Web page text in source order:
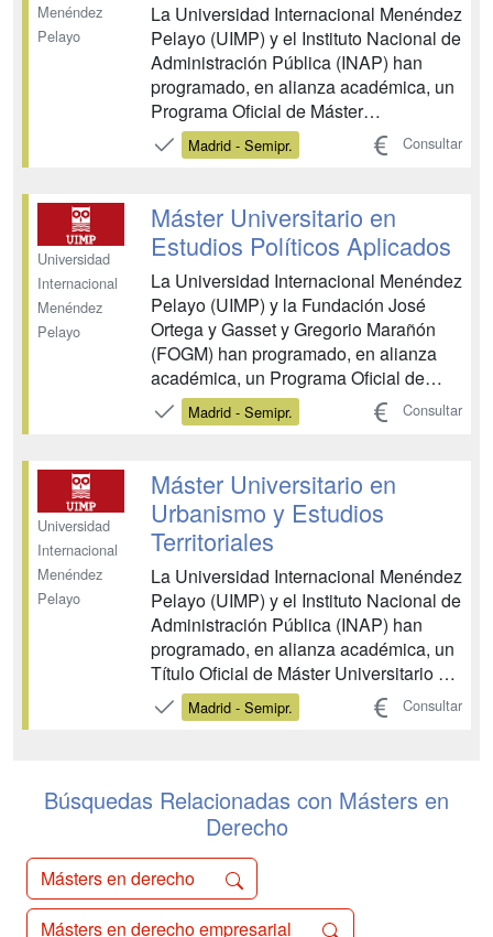
Menéndez
Pelayo
La Universidad Internacional Menéndez
Pelayo (UIMP) y el Instituto Nacional de
Administración Pública (INAP) han
programado, en alianza académica, un
Programa Oficial de Máster
Universitario en Liderazgo y Dirección
Pública centrado en la especialización
El INAP, que tiene entre sus principales
misiones en...
Madrid - Semipr. Consultar
Universidad
Internacional
Menéndez
Pelayo
Máster Universitario en
Estudios Políticos Aplicados
La Universidad Internacional Menéndez
Pelayo (UIMP) y la Fundación José
Ortega y Gasset y Gregorio Marañón
(FOGM) han programado, en alianza
académica, un Programa Oficial de
Máster Universitario en Estudios
Políticos Aplicados (MEPA). El MEPA
carácter profesionalizante cuyo objetivo
primordial es contribuir a la f...
Madrid - Semipr. Consultar
Universidad
Internacional
Menéndez
Pelayo
Máster Universitario en
Urbanismo y Estudios
Territoriales
La Universidad Internacional Menéndez
Pelayo (UIMP) y el Instituto Nacional de
Administración Pública (INAP) han
programado, en alianza académica, un
Título Oficial de Máster Universitario en
Urbanismo y Estudios Territoriales
dirigido a personas con experiencia en
especialización en ...
Madrid - Semipr. Consultar
Búsquedas Relacionadas con Másters en
Derecho
Másters en derecho
Másters en derecho empresarial